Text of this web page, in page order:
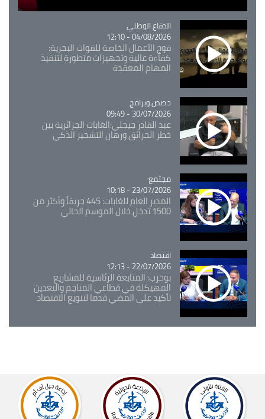
Catégorie
الدفاع الوطني
04/08/2026 - 12:10
فوج الأعمال الخاصة للقوات البحرية:
كفاءة عالية وتجهيزات متطورة لتنفيذ
المهام المعقدة
Catégorie
حصص وبرامج
30/07/2026 - 09:49
عبد القادر جيجلي:الغابات الجزائرية بين
خطر الحرائق ورهان التشجير الذكي
Catégorie
مجتمع
23/07/2026 - 10:18
المدير العام للغابات: 445 حريقاً وأكثر من
1500 تدخل خلال الموسم الحالي
Catégorie
اقتصاد
22/07/2026 - 12:13
بوحرب: المتابعة الرئاسية للمشاريع
المهيكلة في قطاعي المناجم والتعدين
تأكيد على المضي قدما لتنويع الاقتصاد